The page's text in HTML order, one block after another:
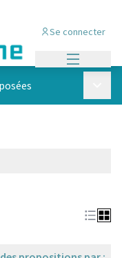
Se connecter